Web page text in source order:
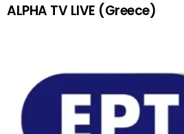
ALPHA TV LIVE (Greece)